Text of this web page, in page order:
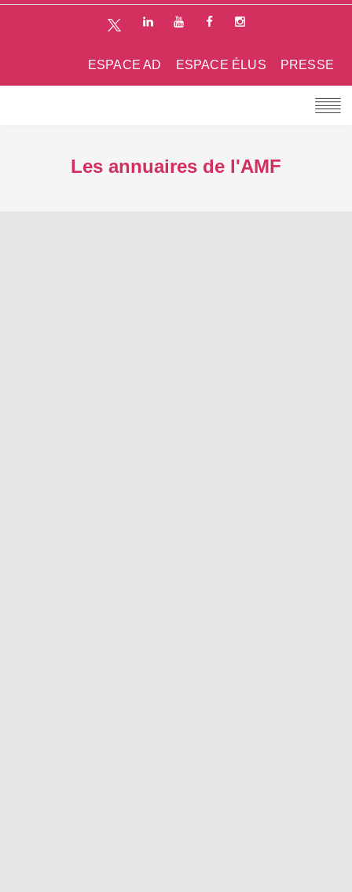
PRESSE
ESPACE ÉLUS
ESPACE AD
Les annuaires de l'AMF